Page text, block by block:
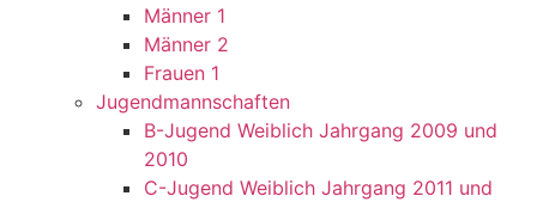
Männer 1
Männer 2
Frauen 1
Jugendmannschaften
B-Jugend Weiblich Jahrgang 2009 und
2010
C-Jugend Weiblich Jahrgang 2011 und